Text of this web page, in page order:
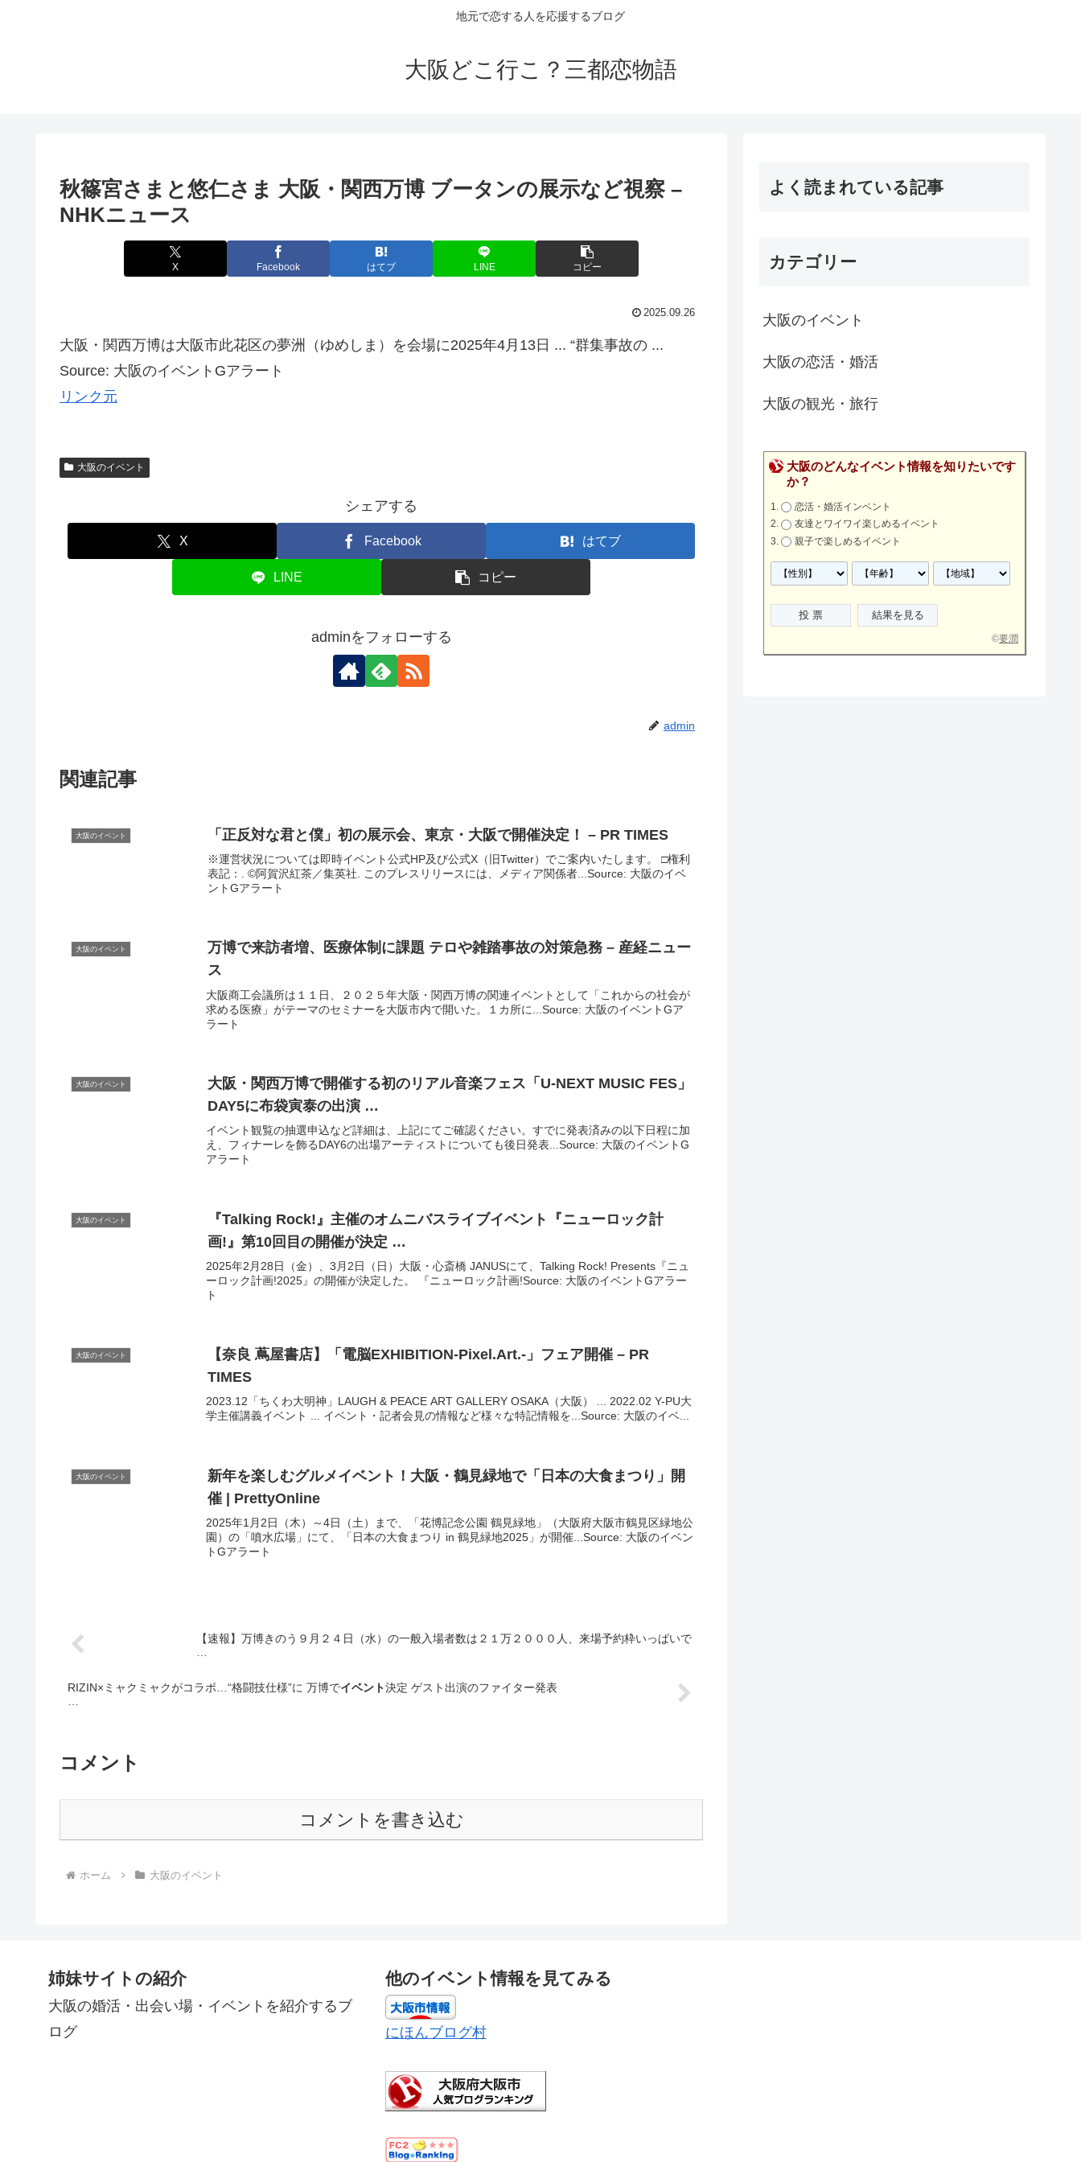
地元で恋する人を応援するブログ
大阪どこ行こ？三都恋物語
秋篠宮さまと悠仁さま 大阪 ・関西万博 ブータンの展示など視察 –
NHKニュース
X Facebook はてブ LINE コピー
2025.09.26
大阪・関西万博は大阪市此花区の夢洲（ゆめしま）を会場に2025年4月13日 ... “群集事故の ...
Source: 大阪のイベントGアラート
リンク元
大阪のイベント
シェアする
X Facebook はてブ
LINE コピー
adminをフォローする
admin
関連記事
大阪のイベント 「正反対な君と僕」初の展示会、東京・ 大阪で開催決定！ – PR TIMES
※運営状況については即時イベント公式HP及び公式X（旧Twitter）でご案内いたします。 □権利
表記：. ©阿賀沢紅茶／集英社. このプレスリリースには、メディア関係者...Source: 大阪のイベ
ントGアラート
大阪のイベント
万博で来訪者増、医療体制に課題 テロや雑踏事故の対策急務 – 産経ニュー
ス
大阪商工会議所は１１日、２０２５年大阪・関西万博の関連イベントとして「これからの社会が
求める医療」がテーマのセミナーを大阪市内で開いた。１カ所に...Source: 大阪のイベントGア
ラート
大阪のイベント 大阪 ・関西万博で開催する初のリアル音楽フェス「U-NEXT MUSIC FES」
DAY5に布袋寅泰の出演 …
イベント観覧の抽選申込など詳細は、上記にてご確認ください。すでに発表済みの以下日程に加
え、フィナーレを飾るDAY6の出場アーティストについても後日発表...Source: 大阪のイベントG
アラート
大阪のイベント 『Talking Rock!』主催のオムニバスライブイベント
『ニューロック計
画!』第10回目の開催が決定 …
2025年2月28日（金）、3月2日（日）大阪・心斎橋 JANUSにて、Talking Rock! Presents『ニュ
ーロック計画!2025』の開催が決定した。 『ニューロック計画!Source: 大阪のイベントGアラー
ト
大阪のイベント
【奈良 蔦屋書店】「電脳EXHIBITION-Pixel.Art.-」フェア開催 – PR
TIMES
2023.12「ちくわ大明神」LAUGH & PEACE ART GALLERY OSAKA（大阪） ... 2022.02 Y-PU大
学主催講義イベント ... イベント・記者会見の情報など様々な特記情報を...Source: 大阪のイベ...
大阪のイベント 新年を楽しむグルメイベント ！ 大阪 ・鶴見緑地で「日本の大食まつり」開
催 | PrettyOnline
2025年1月2日（木）～4日（土）まで、「花博記念公園 鶴見緑地」（大阪府大阪市鶴見区緑地公
園）の「噴水広場」にて、「日本の大食まつり in 鶴見緑地2025」が開催...Source: 大阪のイベン
トGアラート
【速報】万博きのう９月２４日（水）の一般入場者数は２１万２０００人、来場予約枠いっぱいで
RIZIN×ミャクミャクがコラボ…“格闘技仕様”に 万博でイベント決定 ゲスト出演のファイター発表
コメント
コメントを書き込む
ホーム 大阪のイベント
よく読まれている記事
カテゴリー
大阪のイベント
大阪の恋活・婚活
大阪の観光・旅行
大阪のどんなイベント情報を知りたいです
か？
恋活・婚活インベント
友達とワイワイ楽しめるイベント
親子で楽しめるイベント
©要潤
姉妹サイトの紹介
大阪の婚活・出会い場・イベントを紹介するブ
ログ
他のイベント情報を見てみる
にほんブログ村